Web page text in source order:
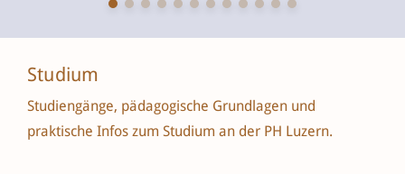
Studium
Studiengänge, pädagogische Grundlagen und
praktische Infos zum Studium an der PH Luzern.